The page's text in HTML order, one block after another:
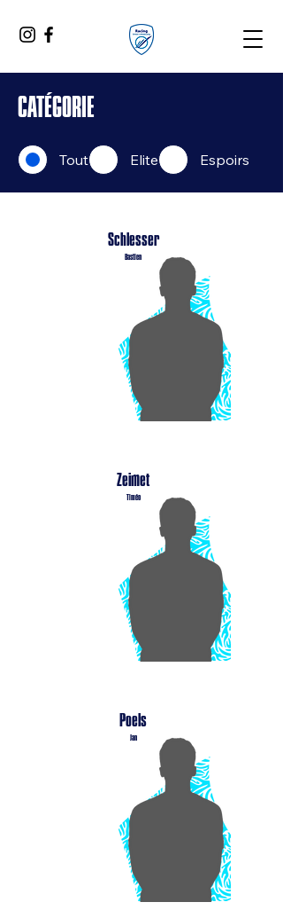
CATÉGORIE
Tout Elite Espoirs
Schlesser
Bastien
Zeimet
Timéo
Poels
Jan